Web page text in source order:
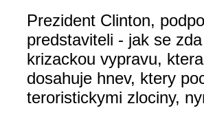
Prezident Clinton,
predstaviteli - jak se
krizackou vypravu,
dosahuje hnev, ktery
teroristickymi zlociny,